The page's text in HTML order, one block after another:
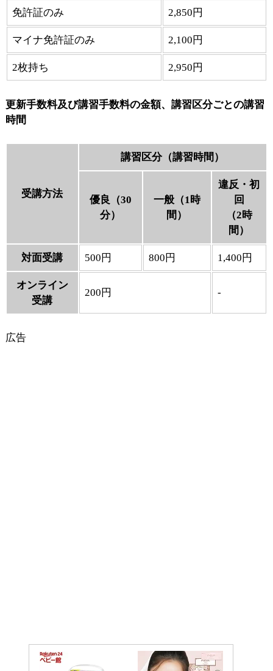
免許証のみ 2,850円
マイナ免許証のみ 2,100円
2枚持ち 2,950円
更新手数料及び講習手数料の金額、講習区分ごとの講習
時間
受講方法
講習区分（講習時間）
優良（30
分）
一般（1時
間）
違反・初
回
（2時
間）
対面受講 500円 800円 1,400円
オンライン
受講
200円 -
広告